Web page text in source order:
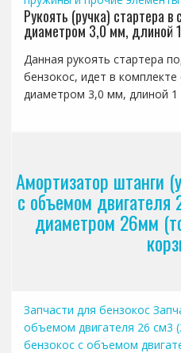
Рукоять (ручка) стартера
диаметром 3,0 мм, длиной
Данная рукоять стартера
бензокос, идет в
диаметром 3,0 мм, длиной 1
Амортизатор штанги
с объемом
диаметром 26мм
Запчасти для бензокос
объемом двигателя 26 см3
бензокос с объемом